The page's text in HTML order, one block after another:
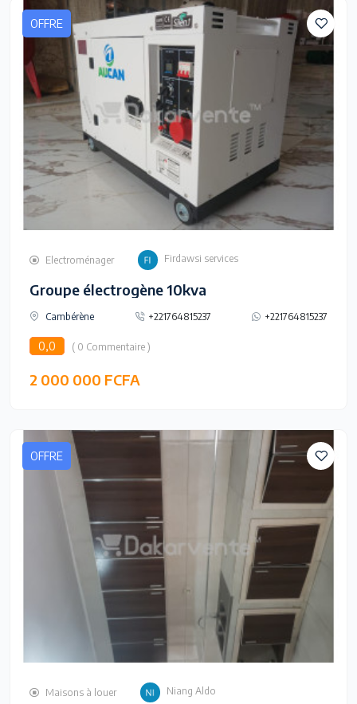
OFFRE
Electroménager Firdawsi services
Groupe électrogène 10kva
Cambérène +221764815237 +221764815237
0,0 ( 0 Commentaire )
2 000 000 FCFA
OFFRE
Maisons à louer Niang Aldo